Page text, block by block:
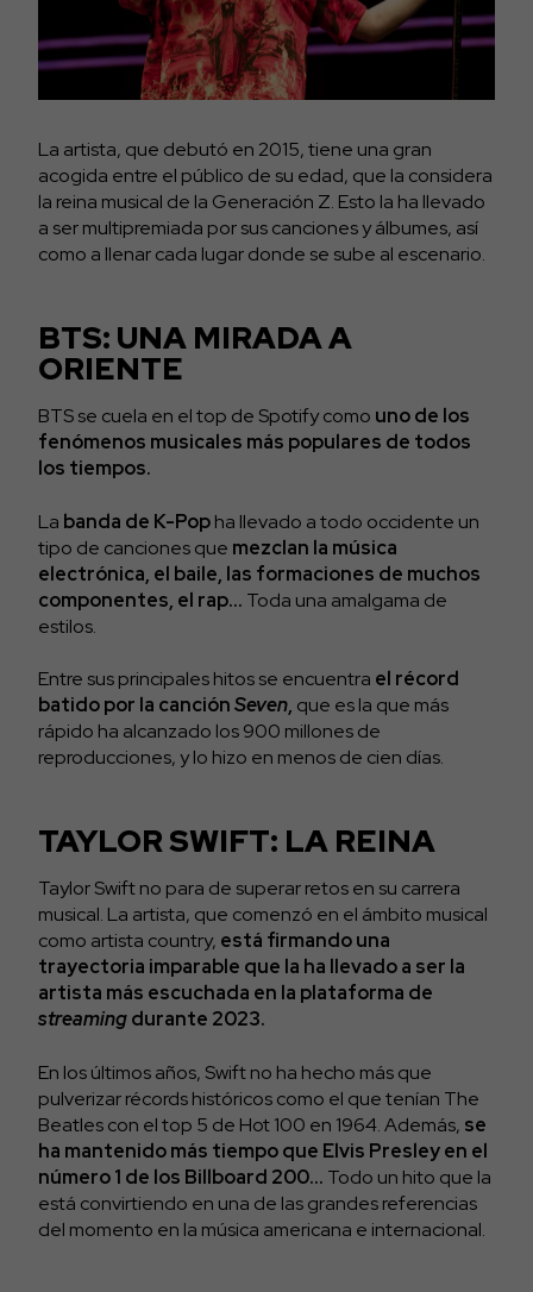
La artista, que debutó en 2015, tiene una gran
acogida entre el público de su edad, que la considera
la reina musical de la Generación Z. Esto la ha llevado
a ser multipremiada por sus canciones y álbumes, así
como a llenar cada lugar donde se sube al escenario.
BTS: UNA MIRADA A
ORIENTE
BTS se cuela en el top de Spotify como uno de los
fenómenos musicales más populares de todos
los tiempos.
La banda de K-Popha llevado a todo occidente un
tipo de canciones que mezclan la música
electrónica, el baile, las formaciones de muchos
componentes, el rap… Toda una amalgama de
estilos.
Entre sus principales hitos se encuentra el récord
batido por la canciónSeven, que es la que más
rápido ha alcanzado los 900 millones de
reproducciones, y lo hizo en menos de cien días.
TAYLOR SWIFT: LA REINA
Taylor Swift no para de superar retos en su carrera
musical. La artista, que comenzó en el ámbito musical
como artista country, está firmando una
trayectoria imparable que la ha llevado a ser la
artista más escuchada en la plataforma de
streamingdurante 2023.
En los últimos años, Swift no ha hecho más que
pulverizar récords históricos como el que tenían The
Beatles con el top 5 de Hot 100 en 1964. Además, se
ha mantenido más tiempo que Elvis Presley en el
número 1 de los Billboard 200… Todo un hito que la
está convirtiendo en una de las grandes referencias
del momento en la música americana e internacional.